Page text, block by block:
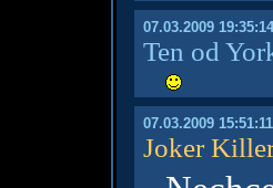
07.03.2009 19:35:14
Ten od
07.03.2009 15:51:11
Joker